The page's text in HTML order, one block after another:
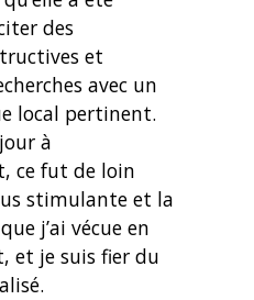
des
et
avec un
local pertinent.
à
ce fut de loin
stimulante et la
j’ai vécue en
et je suis fier du